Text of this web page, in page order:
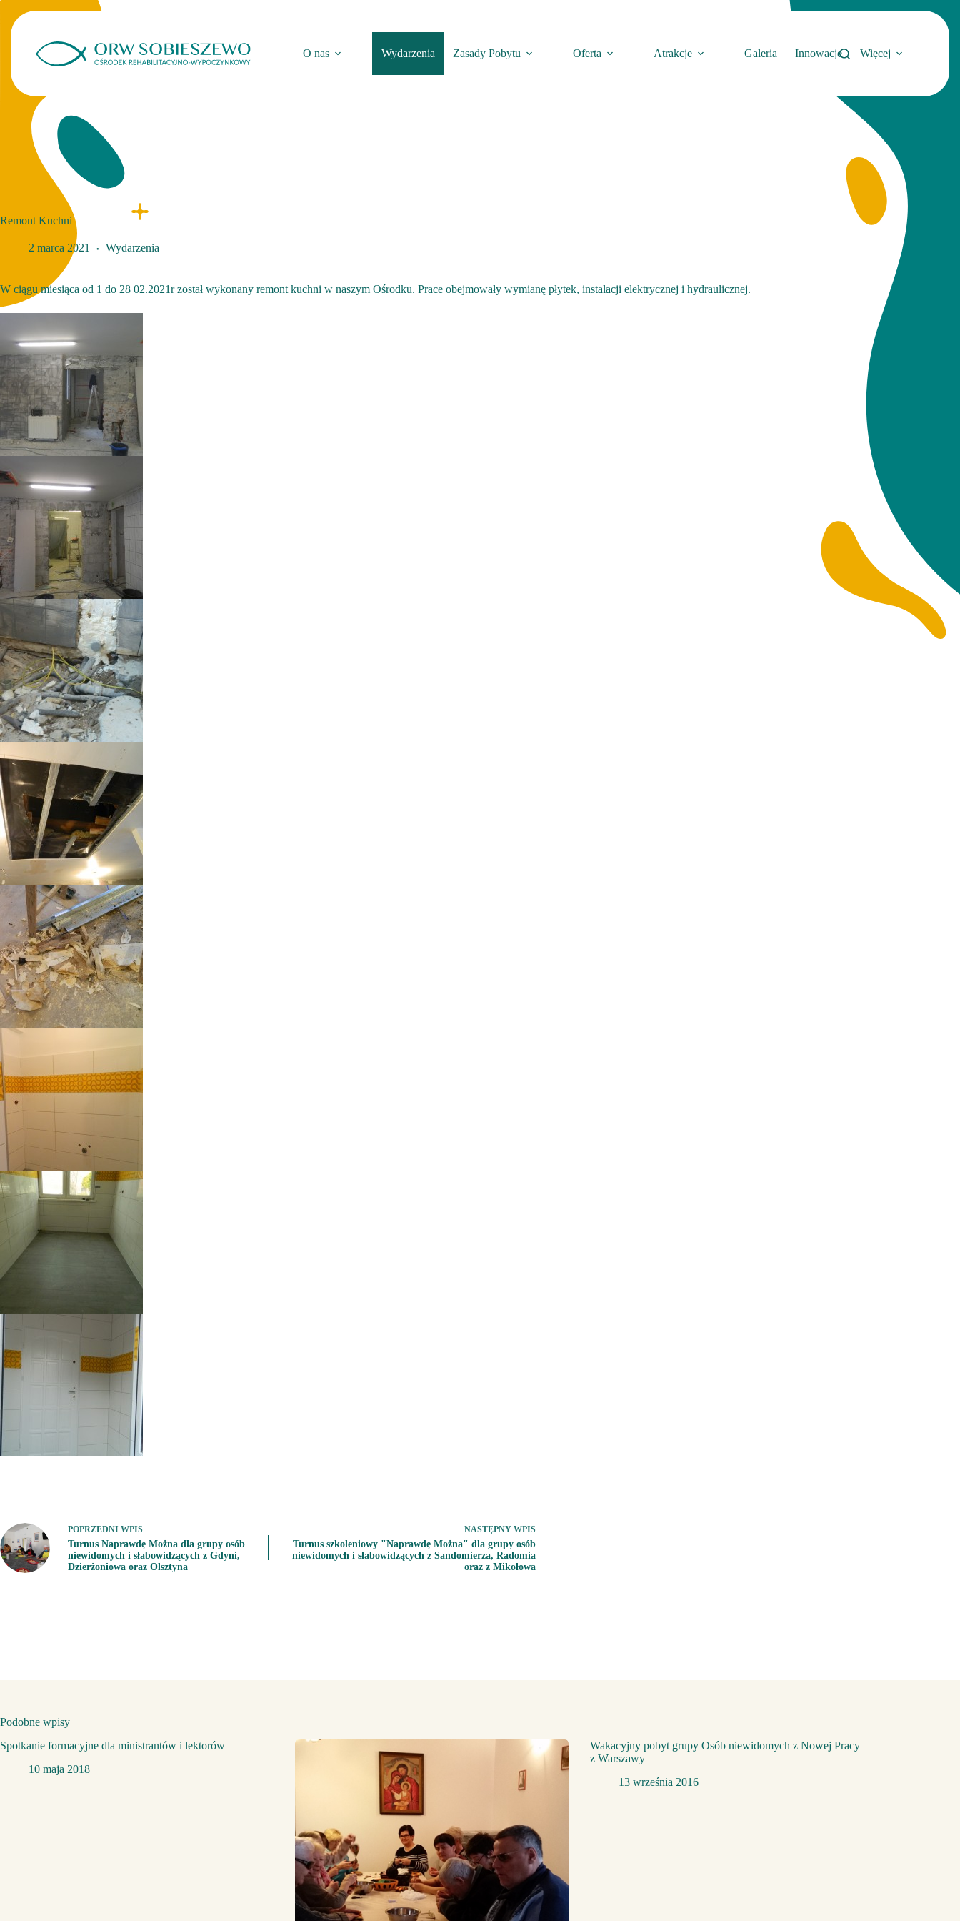
Przejdź
treści
O nas
Wydarzenia Zasady Pobytu Oferta Atrakcje Galeria Innowacje Więcej
Remont Kuchni
2 marca 2021 Wydarzenia
W ciągu miesiąca od 1 do 28 02.2021r został wykonany remont kuchni w naszym Ośrodku. Prace obejmowały wymianę płytek, instalacji elektrycznej i hydraulicznej.
POPRZEDNI WPIS
Turnus Naprawdę Można dla grupy osób
niewidomych i słabowidzących z Gdyni,
Dzierżoniowa oraz Olsztyna
NASTĘPNY WPIS
Turnus szkoleniowy "Naprawdę Można" dla grupy osób
niewidomych i słabowidzących z Sandomierza, Radomia
oraz z Mikołowa
Podobne wpisy
Spotkanie formacyjne dla ministrantów i lektorów
10 maja 2018
Wakacyjny pobyt grupy Osób niewidomych z Nowej Pracy
z Warszawy
13 września 2016